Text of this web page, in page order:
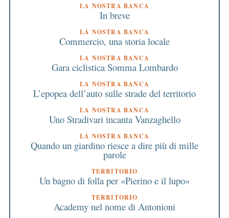
LA NOSTRA BANCA
In breve
LA NOSTRA BANCA
Commercio, una storia locale
LA NOSTRA BANCA
Gara ciclistica Somma Lombardo
LA NOSTRA BANCA
L’epopea dell’auto sulle strade del territorio
LA NOSTRA BANCA
Uno Stradivari incanta Vanzaghello
LA NOSTRA BANCA
Quando un giardino riesce a dire più di mille
parole
TERRITORIO
Un bagno di folla per «Pierino e il lupo»
TERRITORIO
Academy nel nome di Antonioni